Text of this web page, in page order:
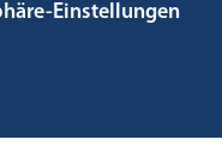
Einstellungen